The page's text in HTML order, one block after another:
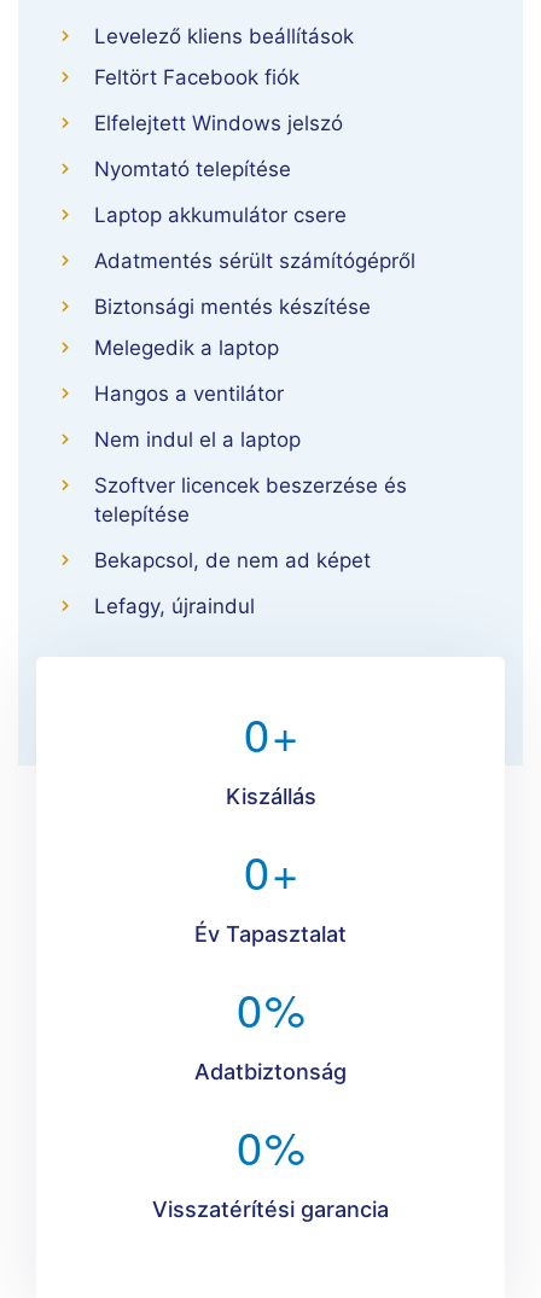
Levelező kliens beállítások
Feltört Facebook fiók
Elfelejtett Windows jelszó
Nyomtató telepítése
Laptop akkumulátor csere
Adatmentés sérült számítógépről
Biztonsági mentés készítése
Melegedik a laptop
Hangos a ventilátor
Nem indul el a laptop
Szoftver licencek beszerzése és
telepítése
Bekapcsol, de nem ad képet
Lefagy, újraindul
0+
Kiszállás
0+
Év Tapasztalat
0%
Adatbiztonság
0%
Visszatérítési garancia